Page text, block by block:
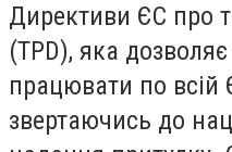
Директиви ЄС про
(TPD), яка
працювати по всій
звертаючись до